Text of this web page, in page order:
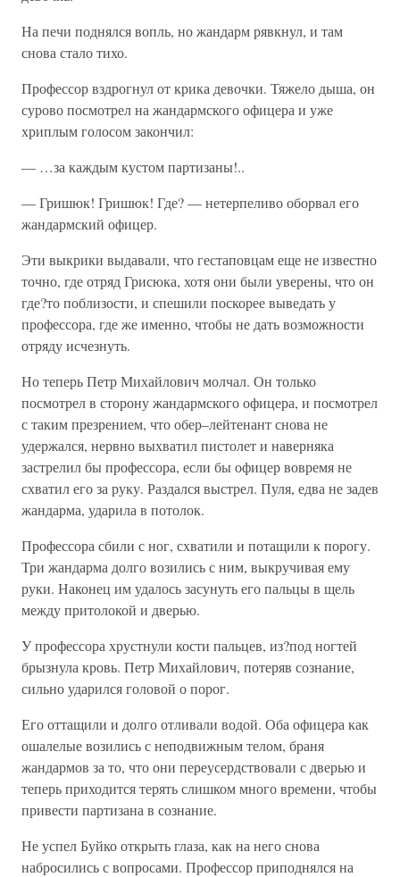
На печи поднялся вопль, но жандарм рявкнул, и там
снова стало тихо.
Профессор вздрогнул от крика девочки. Тяжело дыша, он
сурово посмотрел на жандармского офицера и уже
хриплым голосом закончил:
— …за каждым кустом партизаны!..
— Гришюк! Гришюк! Где? — нетерпеливо оборвал его
жандармский офицер.
Эти выкрики выдавали, что гестаповцам еще не известно
точно, где отряд Грисюка, хотя они были уверены, что он
где?то поблизости, и спешили поскорее выведать у
профессора, где же именно, чтобы не дать возможности
отряду исчезнуть.
Но теперь Петр Михайлович молчал. Он только
посмотрел в сторону жандармского офицера, и посмотрел
с таким презрением, что обер–лейтенант снова не
удержался, нервно выхватил пистолет и наверняка
застрелил бы профессора, если бы офицер вовремя не
схватил его за руку. Раздался выстрел. Пуля, едва не задев
жандарма, ударила в потолок.
Профессора сбили с ног, схватили и потащили к порогу.
Три жандарма долго возились с ним, выкручивая ему
руки. Наконец им удалось засунуть его пальцы в щель
между притолокой и дверью.
У профессора хрустнули кости пальцев, из?под ногтей
брызнула кровь. Петр Михайлович, потеряв сознание,
сильно ударился головой о порог.
Его оттащили и долго отливали водой. Оба офицера как
ошалелые возились с неподвижным телом, браня
жандармов за то, что они переусердствовали с дверью и
теперь приходится терять слишком много времени, чтобы
привести партизана в сознание.
Не успел Буйко открыть глаза, как на него снова
набросились с вопросами. Профессор приподнялся на